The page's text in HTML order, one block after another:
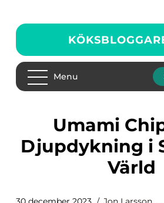
Menu
Umami Chips: En
Djupdykning i
Värld